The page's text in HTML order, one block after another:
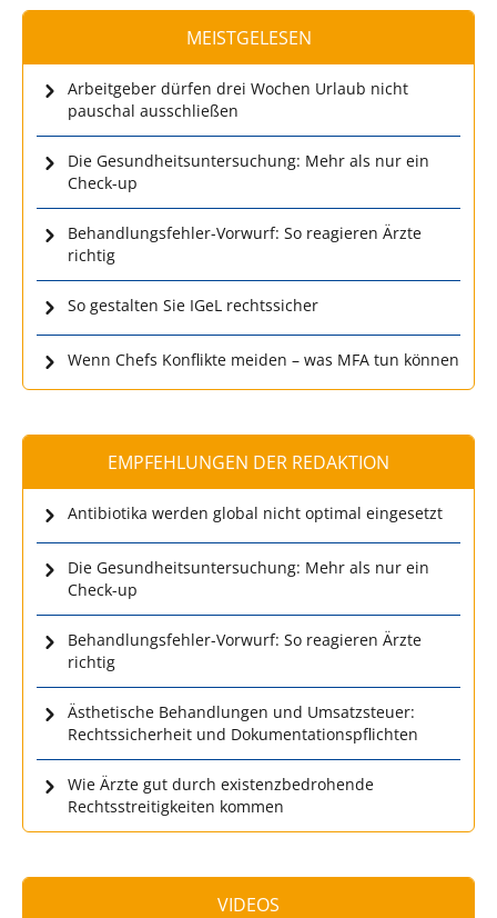
MEISTGELESEN
Arbeitgeber dürfen drei Wochen Urlaub nicht
pauschal ausschließen
Die Gesundheitsuntersuchung: Mehr als nur ein
Check-up
Behandlungsfehler-Vorwurf: So reagieren Ärzte
richtig
So gestalten Sie IGeL rechtssicher
Wenn Chefs Konflikte meiden – was MFA tun können
EMPFEHLUNGEN DER REDAKTION
Antibiotika werden global nicht optimal eingesetzt
Die Gesundheitsuntersuchung: Mehr als nur ein
Check-up
Behandlungsfehler-Vorwurf: So reagieren Ärzte
richtig
Ästhetische Behandlungen und Umsatzsteuer:
Rechtssicherheit und Dokumentationspflichten
Wie Ärzte gut durch existenzbedrohende
Rechtsstreitigkeiten kommen
VIDEOS